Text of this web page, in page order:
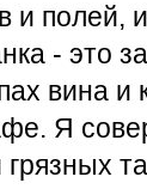
и полей,
- это
вина
Я